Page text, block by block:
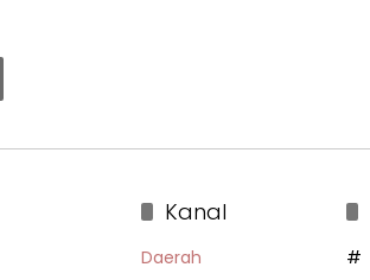
Kanal
Daerah